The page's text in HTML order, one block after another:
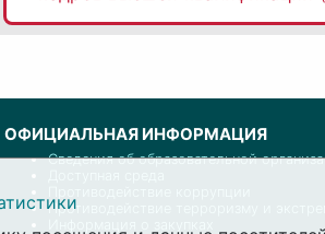
ОФИЦИАЛЬНАЯ ИНФОРМАЦИЯ
Сведения об образовательной
Противодействие терроризму и